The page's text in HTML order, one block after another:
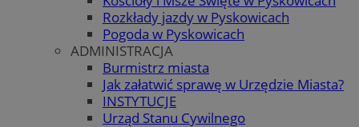
Rozkłady jazdy w Pyskowicach
Pogoda w Pyskowicach
ADMINISTRACJA
Burmistrz miasta
Jak załatwić sprawę w Urzędzie Miasta?
INSTYTUCJE
Urząd Stanu Cywilnego